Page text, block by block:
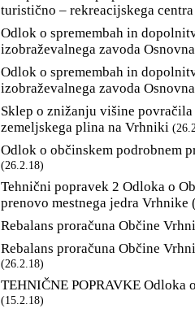
turistično – rekreacijskega
Odlok o spremembah in
izobraževalnega zavoda
Odlok o spremembah in
izobraževalnega zavoda
Sklep o znižanju višine
zemeljskega plina na Vrhniki
Odlok o občinskem podrobnem
(26.2.18)
Tehnični popravek 2 Odloka o
prenovo mestnega jedra Vrhnike
Rebalans proračuna Občine
Rebalans proračuna Občine
(26.2.18)
TEHNIČNE POPRAVKE Odloka
(15.2.18)